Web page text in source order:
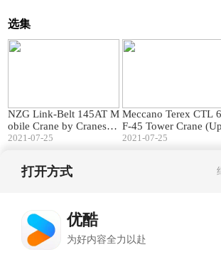
选集
NZG Link-Belt 145AT M
obile Crane by Cranes Et
c TV
2021-07-25
Meccano Terex CTL
F-45 Tower Crane
te 1) by Cranes Etc TV
2021-07-25
打开方式
优酷
为好内容全力以赴